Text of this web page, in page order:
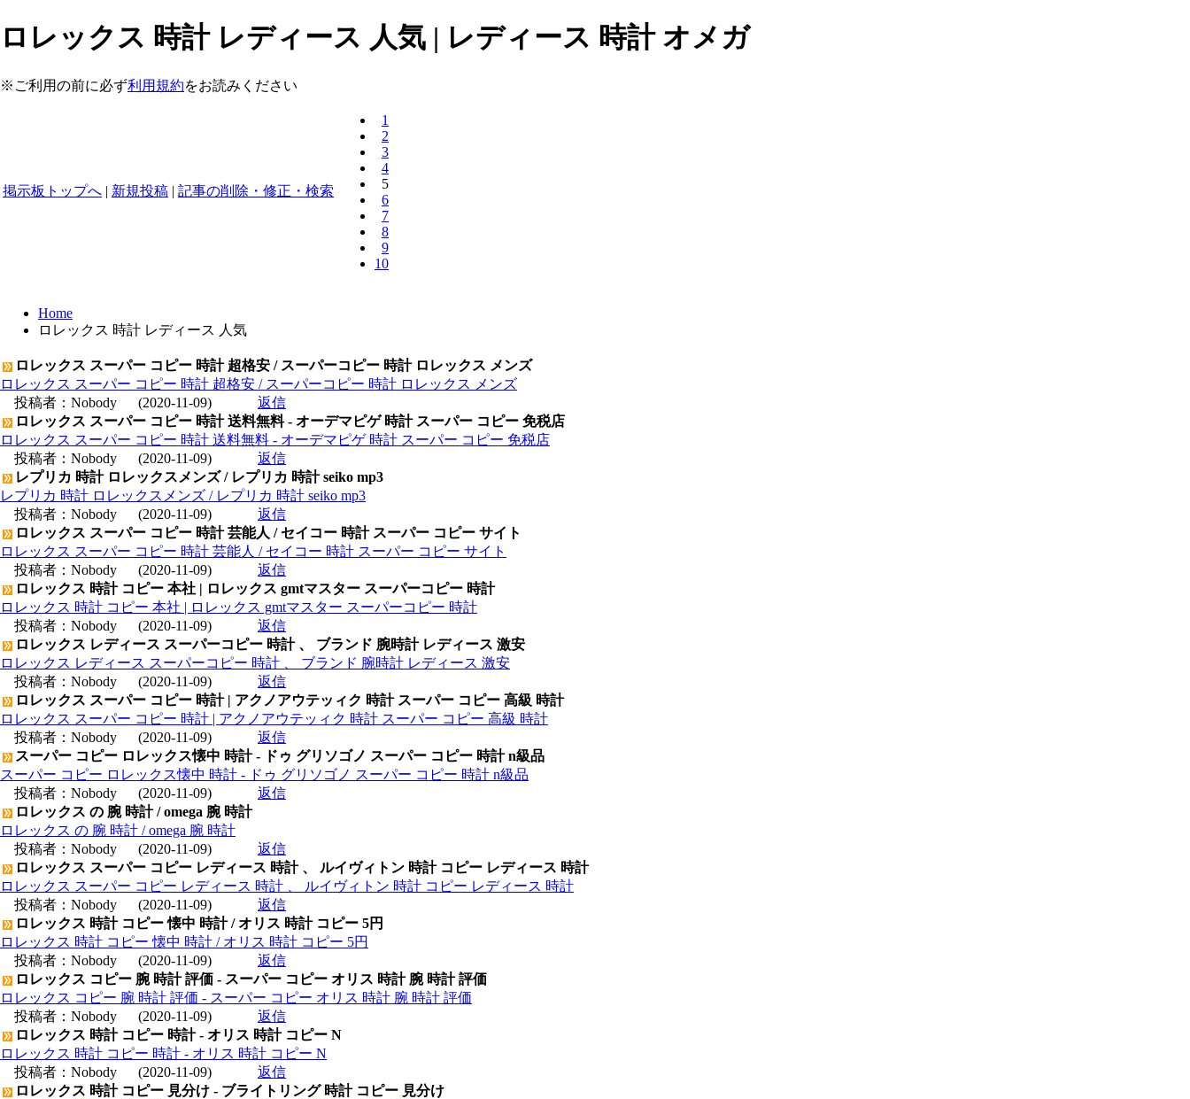
ロレックス 時計 レディース 人気 | レディース 時計 オメガ
※ご利用の前に必ず利用規約をお読みください
掲示板トップへ | 新規投稿 | 記事の削除・修正・検索
1
2
3
4
5
6
7
8
9
10
Home
ロレックス 時計 レディース 人気
ロレックス スーパー コピー 時計 超格安 / スーパーコピー 時計 ロレックス メンズ
ロレックス スーパー コピー 時計 超格安 / スーパーコピー 時計 ロレックス メンズ
投稿者： Nobody (2020-11-09)
返信
ロレックス スーパー コピー 時計 送料無料 - オーデマピゲ 時計 スーパー コピー 免税店
ロレックス スーパー コピー 時計 送料無料 - オーデマピゲ 時計 スーパー コピー 免税店
投稿者： Nobody (2020-11-09)
返信
レプリカ 時計 ロレックスメンズ / レプリカ 時計 seiko mp3
レプリカ 時計 ロレックスメンズ / レプリカ 時計 seiko mp3
投稿者： Nobody (2020-11-09)
返信
ロレックス スーパー コピー 時計 芸能人 / セイコー 時計 スーパー コピー サイト
ロレックス スーパー コピー 時計 芸能人 / セイコー 時計 スーパー コピー サイト
投稿者： Nobody (2020-11-09)
返信
ロレックス 時計 コピー 本社 | ロレックス gmtマスター スーパーコピー 時計
ロレックス 時計 コピー 本社 | ロレックス gmtマスター スーパーコピー 時計
投稿者： Nobody (2020-11-09)
返信
ロレックス レディース スーパーコピー 時計 、 ブランド 腕時計 レディース 激安
ロレックス レディース スーパーコピー 時計 、 ブランド 腕時計 レディース 激安
投稿者： Nobody (2020-11-09)
返信
ロレックス スーパー コピー 時計 | アクノアウテッィク 時計 スーパー コピー 高級 時計
ロレックス スーパー コピー 時計 | アクノアウテッィク 時計 スーパー コピー 高級 時計
投稿者： Nobody (2020-11-09)
返信
スーパー コピー ロレックス懐中 時計 - ドゥ グリソゴノ スーパー コピー 時計 n級品
スーパー コピー ロレックス懐中 時計 - ドゥ グリソゴノ スーパー コピー 時計 n級品
投稿者： Nobody (2020-11-09)
返信
ロレックス の 腕 時計 / omega 腕 時計
ロレックス の 腕 時計 / omega 腕 時計
投稿者： Nobody (2020-11-09)
返信
ロレックス スーパー コピー レディース 時計 、 ルイヴィトン 時計 コピー レディース 時計
ロレックス スーパー コピー レディース 時計 、 ルイヴィトン 時計 コピー レディース 時計
投稿者： Nobody (2020-11-09)
返信
ロレックス 時計 コピー 懐中 時計 / オリス 時計 コピー 5円
ロレックス 時計 コピー 懐中 時計 / オリス 時計 コピー 5円
投稿者： Nobody (2020-11-09)
返信
ロレックス コピー 腕 時計 評価 - スーパー コピー オリス 時計 腕 時計 評価
ロレックス コピー 腕 時計 評価 - スーパー コピー オリス 時計 腕 時計 評価
投稿者： Nobody (2020-11-09)
返信
ロレックス 時計 コピー 時計 - オリス 時計 コピー N
ロレックス 時計 コピー 時計 - オリス 時計 コピー N
投稿者： Nobody (2020-11-09)
返信
ロレックス 時計 コピー 見分け - ブライトリング 時計 コピー 見分け